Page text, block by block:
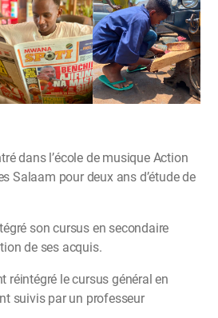
dans l’école de musique Action
Salaam pour deux ans d’étude de
son cursus en secondaire
de ses acquis.
réintégré le cursus général en
suivis par un professeur